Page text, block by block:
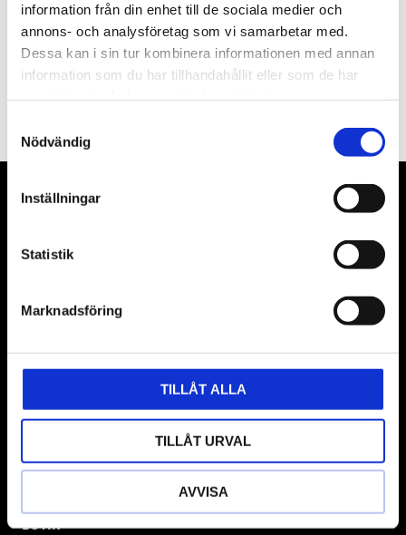
information från din enhet till de sociala medier och
annons- och analysföretag som vi samarbetar med.
Dessa kan i sin tur kombinera informationen med annan
information som du har tillhandahållit eller som de har
Nödvändig
Inställningar
Statistik
Marknadsföring
TILLÅT ALLA
TILLÅT URVAL
AVVISA
PRENUMERERA
VÅRA LEVERANTÖRER
Våra främsta leverantörer är KS Tools verktyg, ATH billyftar
& däckmaskiner och Master luftmaskiner. Kontakta oss
gärna om vad som helst då vi gör vårt yttersta för att hjälpa
kunden.
BUTIK